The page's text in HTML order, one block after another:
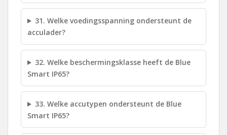
31. Welke voedingsspanning ondersteunt de
acculader?
32. Welke beschermingsklasse heeft de Blue
Smart IP65?
33. Welke accutypen ondersteunt de Blue
Smart IP65?